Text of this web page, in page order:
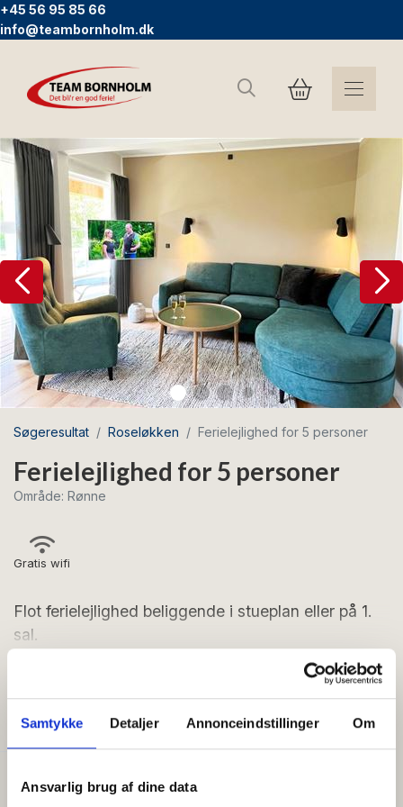
Samtykke Detaljer Annonceindstillinger Om
Ansvarlig brug af dine data
+45 56 95 85 66
info@teambornholm.dk
Søg
Søgeresultat Roseløkken Ferielejlighed for 5 personer
Ferielejlighed for 5 personer
Område: Rønne
Gratis wifi
Flot ferielejlighed beliggende i stueplan eller på 1.
sal.
Lejlighederne er indrettet for 5 personer: Entré med
indgang til stort badeværelse med bruseniche,
håndvask, toilet samt vaskemaskine og tørretumbler.
Overfor badeværelset ligger de to soveværelser. Det
mens det andet soveværelse har dobbeltseng og en
FACILITETER
Generelt